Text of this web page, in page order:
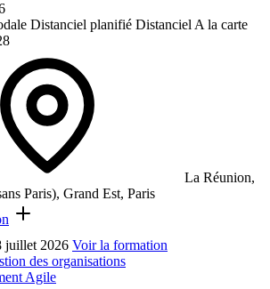
Distanciel planifié Distanciel A la carte
La Réunion,
Paris), Grand Est, Paris
juillet 2026 Voir la formation
des organisations
Agile